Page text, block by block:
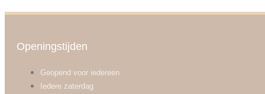
Openingstijden
Geopend voor iedereen
Iedere zaterdag